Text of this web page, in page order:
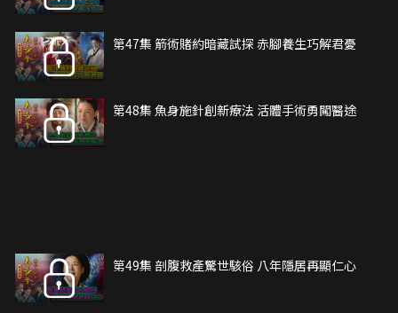
第47集 箭術賭約暗藏試探 赤腳養生巧解君憂
第48集 魚身施針創新療法 活體手術勇闖醫途
第49集 剖腹救產驚世駭俗 八年隱居再顯仁心